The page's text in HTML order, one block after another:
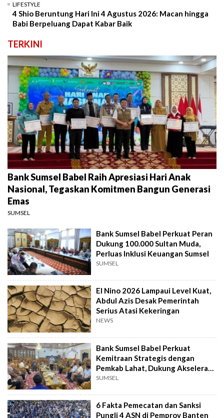
LIFESTYLE
4 Shio Beruntung Hari Ini 4 Agustus 2026: Macan hingga
Babi Berpeluang Dapat Kabar Baik
TERKINI
Bank Sumsel Babel Raih Apresiasi Hari Anak
Nasional, Tegaskan Komitmen Bangun Generasi
Emas
SUMSEL
Bank Sumsel Babel Perkuat Peran
Dukung 100.000 Sultan Muda,
Perluas Inklusi Keuangan Sumsel
SUMSEL
El Nino 2026 Lampaui Level Kuat,
Abdul Azis Desak Pemerintah
Serius Atasi Kekeringan
NEWS
Bank Sumsel Babel Perkuat
Kemitraan Strategis dengan
Pemkab Lahat, Dukung Akselerasi
Ekonomi Daerah
SUMSEL
6 Fakta Pemecatan dan Sanksi
Pungli 4 ASN di Pemprov Banten